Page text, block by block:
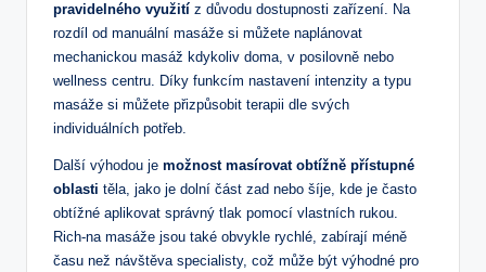
pravidelného využití z důvodu dostupnosti zařízení. Na
rozdíl od manuální masáže si můžete naplánovat
mechanickou masáž kdykoliv doma, v posilovně ⁢nebo
wellness centru. ⁢Díky ​funkcím nastavení intenzity a typu
masáže si můžete​ přizpůsobit ‌terapii​ dle svých
individuálních potřeb.
Další výhodou je možnost masírovat obtížně přístupné
oblasti těla, jako je dolní ‍část zad nebo šíje, kde je často
‍obtížné aplikovat správný tlak pomocí⁤ vlastních​ rukou.
Rich-na⁢ masáže jsou také⁣ obvykle rychlé, ​zabírají⁤ méně
času‌ než návštěva specialisty, což může být výhodné pro